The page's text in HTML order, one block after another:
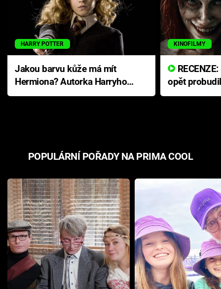
HARRY POTTER
Jakou barvu kůže má mít
Hermiona? Autorka Harryho
Pottera přišla s ráznou
KINOFILMY
opět
přichází s
POPULÁRNÍ POŘADY NA PRIMA COOL